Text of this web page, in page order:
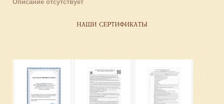
Описание отсутствует